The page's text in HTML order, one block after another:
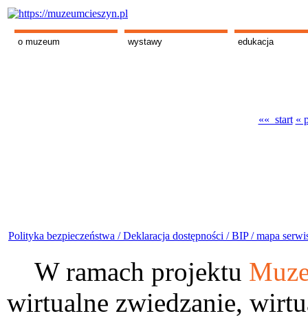
o muzeum wystawy edukacja
«« start «
Polityka bezpieczeństwa /Deklaracja dostępności /BIP /mapa
W ramach projektu
wirtualne zwiedzanie,